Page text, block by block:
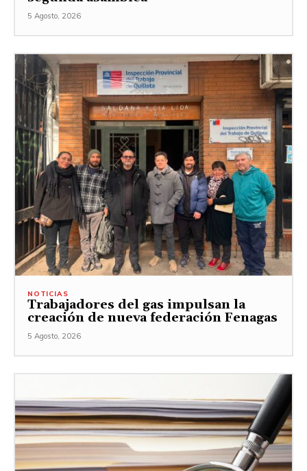
5 Agosto, 2026
NOTICIAS
Trabajadores del gas impulsan la
creación de nueva federación Fenagas
5 Agosto, 2026